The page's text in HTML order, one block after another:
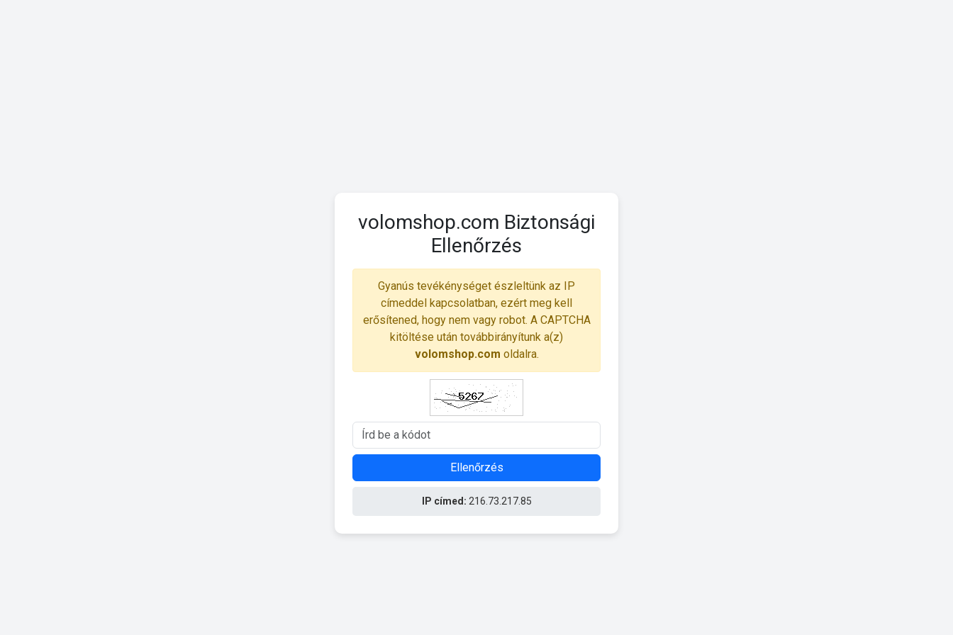
volomshop.com Biztonsági
Ellenőrzés
Gyanús tevékénységet észleltünk az IP
címeddel kapcsolatban, ezért meg kell
erősítened, hogy nem vagy robot. A CAPTCHA
kitöltése után továbbirányítunk a(z)
volomshop.com oldalra.
Ellenőrzés
IP címed: 216.73.217.85